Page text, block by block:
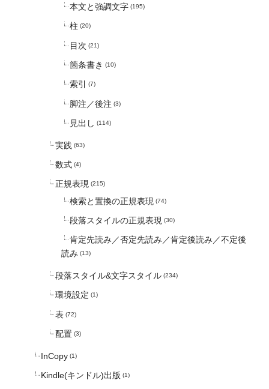
本文と強調文字 (195)
柱 (20)
目次 (21)
箇条書き (10)
索引 (7)
脚注／後注 (3)
見出し (114)
実践 (63)
数式 (4)
正規表現 (215)
検索と置換の正規表現 (74)
段落スタイルの正規表現 (30)
肯定先読み／否定先読み／肯定後読み／不定後
読み (13)
段落スタイル&文字スタイル (234)
環境設定 (1)
表 (72)
配置 (3)
InCopy (1)
Kindle(キンドル)出版 (1)